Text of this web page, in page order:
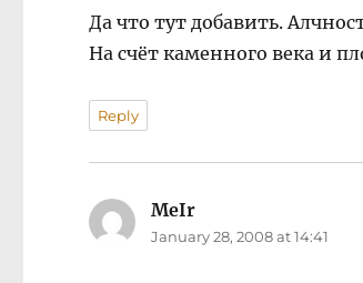
Да что тут добавить.
На счёт каменного века и
Reply
MeIr
January 28, 2008 at 14:41